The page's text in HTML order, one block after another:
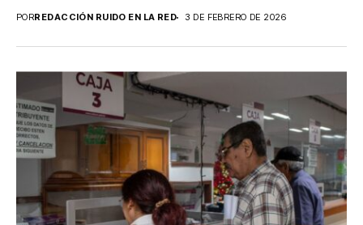
Sinaloa; le...
PORREDACCIÓN RUIDO EN LA RED 3 DE FEBRERO DE 2026